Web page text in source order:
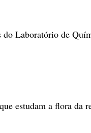
do Laboratório de
estudam a flora da